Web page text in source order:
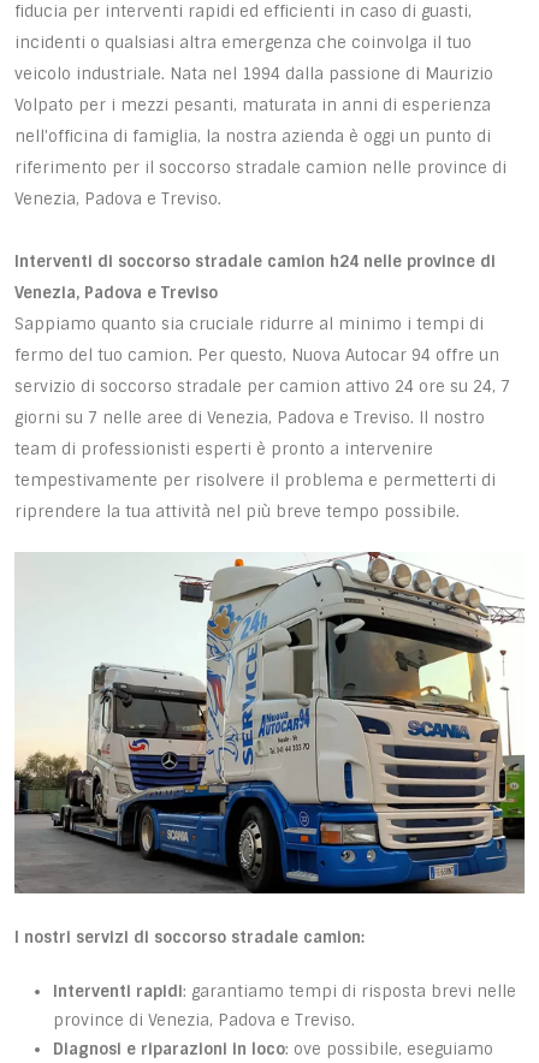
fiducia per interventi rapidi ed efficienti in caso di guasti,
incidenti o qualsiasi altra emergenza che coinvolga il tuo
veicolo industriale. Nata nel 1994 dalla passione di Maurizio
Volpato per i mezzi pesanti, maturata in anni di esperienza
nell'officina di famiglia, la nostra azienda è oggi un punto di
riferimento per il soccorso stradale camion nelle province di
Venezia, Padova e Treviso.
Interventi di soccorso stradale camion h24 nelle province di
Venezia, Padova e Treviso
Sappiamo quanto sia cruciale ridurre al minimo i tempi di
fermo del tuo camion. Per questo, Nuova Autocar 94 offre un
servizio di soccorso stradale per camion attivo 24 ore su 24, 7
giorni su 7 nelle aree di Venezia, Padova e Treviso. Il nostro
team di professionisti esperti è pronto a intervenire
tempestivamente per risolvere il problema e permetterti di
riprendere la tua attività nel più breve tempo possibile.
I nostri servizi di soccorso stradale camion:
Interventi rapidi: garantiamo tempi di risposta brevi nelle
province di Venezia, Padova e Treviso.
Diagnosi e riparazioni in loco: ove possibile, eseguiamo